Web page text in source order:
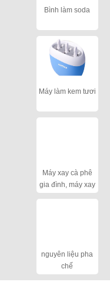
Bình làm soda
Máy làm kem tươi
Máy xay cà phê
gia đình, máy xay
nguyên liệu pha
chế